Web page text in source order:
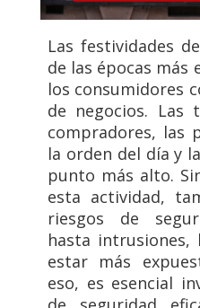
Las festividades
de las épocas más
los consumidores
de negocios. Las
compradores, las
la orden del día y
punto más alto.
esta actividad,
riesgos de
hasta intrusiones,
estar más
eso, es esencial